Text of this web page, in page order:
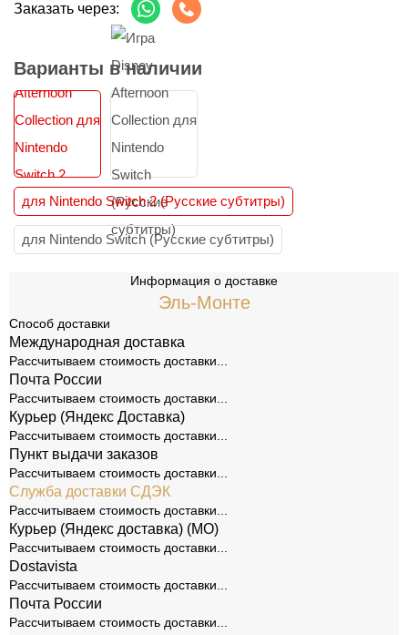
Заказать через:
Варианты в наличии
для Nintendo Switch 2 (Русские субтитры)
для Nintendo Switch (Русские субтитры)
Информация о доставке
Эль-Монте
Способ доставки
Международная доставка
Рассчитываем стоимость доставки...
Почта России
Рассчитываем стоимость доставки...
Курьер (Яндекс Доставка)
Рассчитываем стоимость доставки...
Пункт выдачи заказов
Рассчитываем стоимость доставки...
Служба доставки СДЭК
Рассчитываем стоимость доставки...
Курьер (Яндекс доставка) (МО)
Рассчитываем стоимость доставки...
Dostavista
Рассчитываем стоимость доставки...
Почта России
Рассчитываем стоимость доставки...